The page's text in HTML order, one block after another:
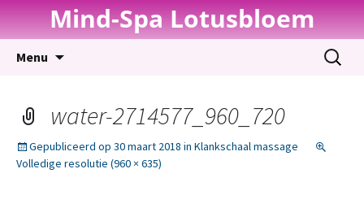
Mind-Spa Lotusbloem
Menu
Zoeken
naar:
water-2714577_960_720
Gepubliceerd op 30 maart 2018 in Klankschaal massage
Volledige resolutie (960 × 635)